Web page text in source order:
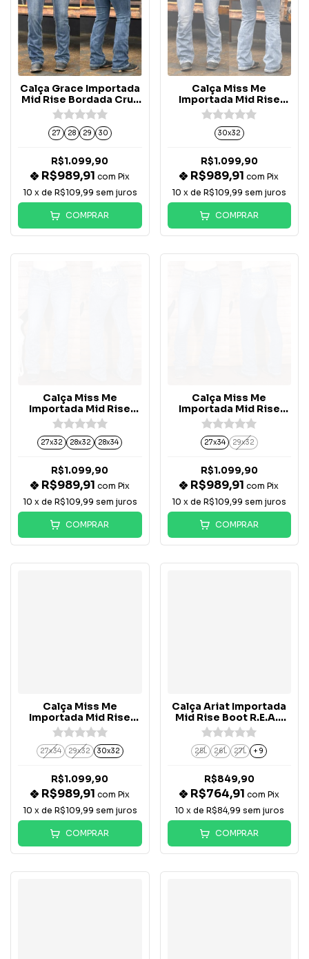
Calça Grace Importada
Mid Rise Bordada Cruz
- EB51948
27 28 29 30
R$1.099,90
R$989,91 com Pix
10 x de R$109,99 sem juros
COMPRAR
Calça Miss Me
Importada Mid Rise
Boot Cruz - M9481BV
30x32
R$1.099,90
R$989,91com Pix
10 x deR$109,99 sem juros
COMPRAR
Calça Miss Me
Importada Mid Rise
Boot Bolso Botão -
C9675B2V
27x32 28x32 28x34
R$1.099,90
R$989,91 com Pix
10 x de R$109,99 sem juros
COMPRAR
Calça Miss Me
Importada Mid Rise
Boot Bolso Botão -
M3444B156V
27x34 29x32
R$1.099,90
R$989,91com Pix
10 x deR$109,99 sem juros
COMPRAR
Calça Miss Me
Importada Mid Rise
Boot Bolso Botão -
M3080B83V
27x34 29x32 30x32
R$1.099,90
R$989,91 com Pix
10 x de R$109,99 sem juros
COMPRAR
Calça Ariat Importada
Mid Rise Boot R.E.A.L
Entwined - 10017510
25L 26L 27L + 9
R$849,90
R$764,91 com Pix
10 x de R$84,99 sem juros
COMPRAR